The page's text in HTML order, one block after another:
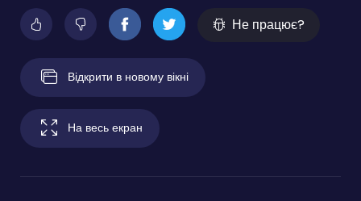
Не працює?
Відкрити в новому вікні
На весь екран